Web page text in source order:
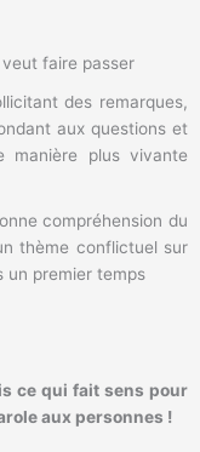
veut faire passer
des remarques,
aux questions et
manière plus vivante
compréhension du
thème conflictuel sur
un premier temps
ce qui fait sens pour
aux personnes !